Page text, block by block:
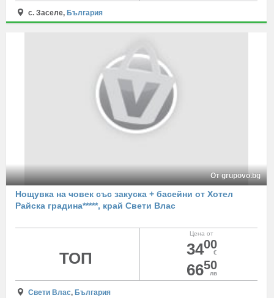
с. Заселе, България
От grupovo.bg
Нощувка на човек със закуска + басейни от Хотел
Райска градина*****, край Свети Влас
Цена от
3400
€
6650
лв
ТОП
Свети Влас, България